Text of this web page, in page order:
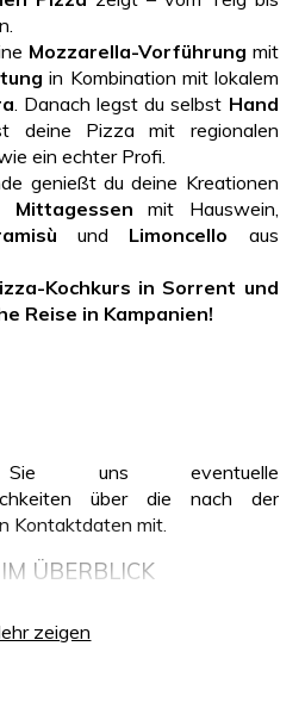
Mozzarella-Vorführung mit
in Kombination mit lokalem
. Danach legst du selbst Hand
deine Pizza mit regionalen
ein echter Profi.
genießt du deine Kreationen
Mittagessen mit Hauswein,
und Limoncello aus
Kochkurs in Sorrent und
Reise in Kampanien!
uns eventuelle
über die nach der
Kontaktdaten mit.
ÜBERBLICK
zeigen